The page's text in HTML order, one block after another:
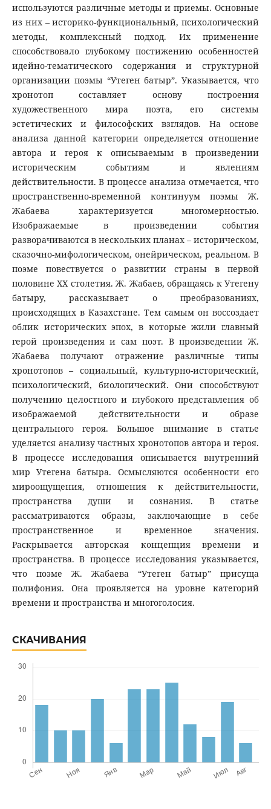
используются различные методы и приемы. Основные
из них – историко-функциональный, психологический
методы, комплексный подход. Их применение
способствовало глубокому постижению особенностей
идейно-тематического содержания и структурной
организации поэмы “Утеген батыр”. Указывается, что
хронотоп составляет основу построения
художественного мира поэта, его системы
эстетических и философских взглядов. На основе
анализа данной категории определяется отношение
автора и героя к описываемым в произведении
историческим событиям и явлениям
действительности. В процессе анализа отмечается, что
пространственно-временной континуум поэмы Ж.
Жабаева характеризуется многомерностью.
Изображаемые в произведении события
разворачиваются в нескольких планах – историческом,
сказочно-мифологическом, онейрическом, реальном. В
поэме повествуется о развитии страны в первой
половине ХХ столетия. Ж. Жабаев, обращаясь к Утегену
батыру, рассказывает о преобразованиях,
происходящих в Казахстане. Тем самым он воссоздает
облик исторических эпох, в которые жили главный
герой произведения и сам поэт. В произведении Ж.
Жабаева получают отражение различные типы
хронотопов – социальный, культурно-исторический,
психологический, биологический. Они способствуют
получению целостного и глубокого представления об
изображаемой действительности и образе
центрального героя. Большое внимание в статье
уделяется анализу частных хронотопов автора и героя.
В процессе исследования описывается внутренний
мир Утегена батыра. Осмысляются особенности его
мироощущения, отношения к действительности,
пространства души и сознания. В статье
рассматриваются образы, заключающие в себе
пространственное и временное значения.
Раскрывается авторская концепция времени и
пространства. В процессе исследования указывается,
что поэме Ж. Жабаева “Утеген батыр” присуща
полифония. Она проявляется на уровне категорий
времени и пространства и многоголосия.
СКАЧИВАНИЯ